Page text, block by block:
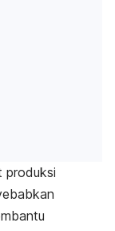
produksi